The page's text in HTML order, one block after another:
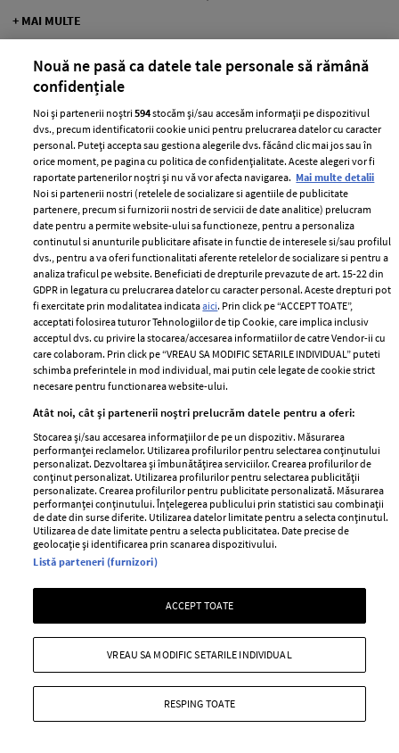
+ MAI MULTE
Lora, declarații sincere despre
problemele ei de sănătate. Ce diagnostic
i-au dat medicii
PEOPLE 06 august 2026
Lora a dezvăluit că se confruntă cu mai multe probleme
de sănătate.
+ MAI MULTE
Situația neplăcută prin care a trecut
Nouă ne pasă ca datele tale personale să rămână
confidențiale
Noi și partenerii noștri594stocăm și/sau accesăm informații pe dispozitivul
dvs., precum identificatorii cookie unici pentru prelucrarea datelor cu caracter
personal. Puteți accepta sau gestiona alegerile dvs. făcând clic mai jos sau în
orice moment, pe pagina cu politica de confidențialitate. Aceste alegeri vor fi
raportate partenerilor noștri și nu vă vor afecta navigarea. Mai multe detalii
Noi si partenerii nostri (retelele de socializare si agentiile de publicitate
partenere, precum si furnizorii nostri de servicii de date analitice) prelucram
date pentru a permite website-ului sa functioneze, pentru a personaliza
continutul si anunturile publicitare afisate in functie de interesele si/sau profilul
dvs., pentru a va oferi functionalitati aferente retelelor de socializare si pentru a
analiza traficul pe website. Beneficiati de drepturile prevazute de art. 15-22 din
GDPR in legatura cu prelucrarea datelor cu caracter personal. Aceste drepturi pot
fi exercitate prin modalitatea indicataaici. Prin click pe “ACCEPT TOATE”,
acceptati folosirea tuturor Tehnologiilor de tip Cookie, care implica inclusiv
acceptul dvs. cu privire la stocarea/accesarea informatiilor de catre Vendor-ii cu
care colaboram. Prin click pe “VREAU SA MODIFIC SETARILE INDIVIDUAL” puteti
schimba preferintele in mod individual, mai putin cele legate de cookie strict
necesare pentru functionarea website-ului.
Atât noi, cât și partenerii noștri prelucrăm datele pentru a oferi:
Stocarea și/sau accesarea informațiilor de pe un dispozitiv. Măsurarea
performanței reclamelor. Utilizarea profilurilor pentru selectarea conținutului
personalizat. Dezvoltarea și îmbunătățirea serviciilor. Crearea profilurilor de
conținut personalizat. Utilizarea profilurilor pentru selectarea publicității
personalizate. Crearea profilurilor pentru publicitate personalizată. Măsurarea
performanței conținutului. Înțelegerea publicului prin statistici sau combinații
de date din surse diferite. Utilizarea datelor limitate pentru a selecta conținutul.
Utilizarea de date limitate pentru a selecta publicitatea. Date precise de
geolocație și identificarea prin scanarea dispozitivului.
Listă parteneri (furnizori)
ACCEPT TOATE
RESPING TOATE
VREAU SA MODIFIC SETARILE INDIVIDUAL